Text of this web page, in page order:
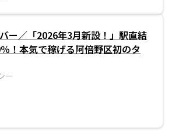
ー／「2026年3月新設！」駅直結
！本気で稼げる阿倍野区初のタ
ー